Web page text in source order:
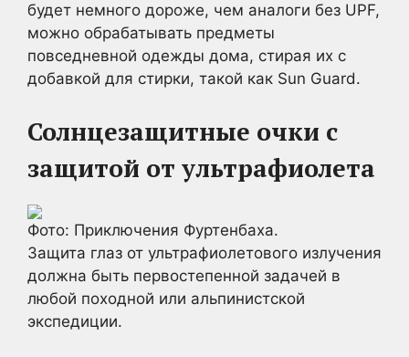
будет немного дороже, чем аналоги без UPF,
можно обрабатывать предметы
повседневной одежды дома, стирая их с
добавкой для стирки, такой как Sun Guard.
Солнцезащитные очки с
защитой от ультрафиолета
Фото: Приключения Фуртенбаха.
Защита глаз от ультрафиолетового излучения
должна быть первостепенной задачей в
любой походной или альпинистской
экспедиции.